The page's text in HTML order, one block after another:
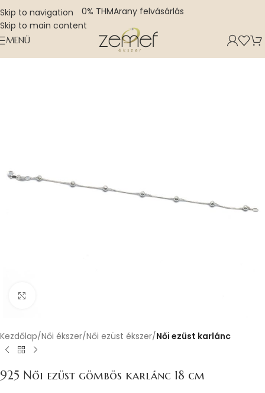
Skip to navigation
Skip to main content
0% THMArany felvásárlás
MENÜ
Kezdőlap Női ékszer Női ezüst ékszer Női ezüst karlánc
925 Női ezüst gömbös karlánc 18 cm